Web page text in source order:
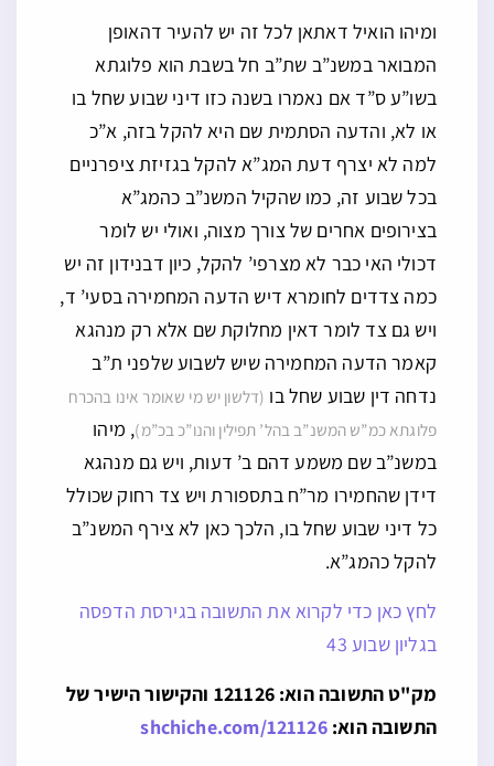
ומיהו הואיל דאתאן לכל זה יש להעיר דהאופן
המבואר במשנ”ב שת”ב חל בשבת הוא פלוגתא
בשו”ע ס”ד אם נאמרו בשנה כזו דיני שבוע שחל בו
או לא, והדעה הסתמית שם היא להקל בזה, א”כ
למה לא יצרף דעת המג”א להקל בגזיזת ציפרניים
בכל שבוע זה, כמו שהקיל המשנ”ב כהמג”א
בצירופים אחרים של צורך מצוה, ואולי יש לומר
דכולי האי כבר לא מצרפי’ להקל, כיון דבנידון זה יש
כמה צדדים לחומרא דיש הדעה המחמירה בסעי’ ד,
ויש גם צד לומר דאין מחלוקת שם אלא רק מנהגא
קאמר הדעה המחמירה שיש לשבוע שלפני ת”ב
נדחה דין שבוע שחל בו (דלשון יש מי שאומר אינו בהכרח
פלוגתא כמ”ש המשנ”ב בהל’ תפילין והנו”כ בכ”מ), מיהו
במשנ”ב שם משמע דהם ב’ דעות, ויש גם מנהגא
דידן שהחמירו מר”ח בתספורת ויש צד רחוק שכולל
כל דיני שבוע שחל בו, הלכך כאן לא צירף המשנ”ב
להקל כהמג”א.
לחץ כאן כדי לקרוא את התשובה בגירסת הדפסה
בגליון שבוע 43
מק"ט התשובה הוא: 121126 והקישור הישיר של
התשובה הוא:shchiche.com/121126